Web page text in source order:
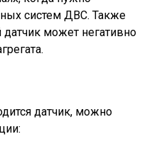
систем ДВС. Также
датчик может негативно
датчик, можно